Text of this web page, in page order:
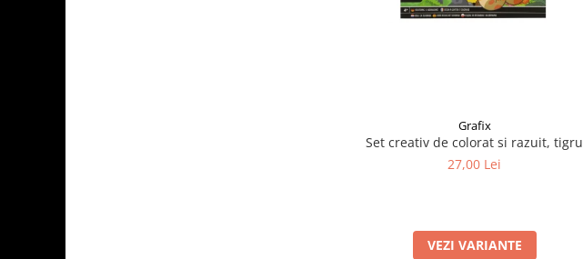
Grafix
Set creativ de colorat si razuit, tigru
27,00 Lei
VEZI VARIANTE